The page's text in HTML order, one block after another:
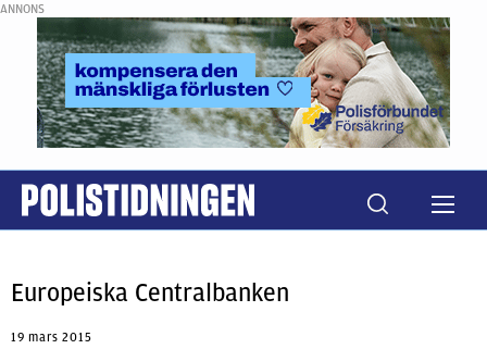
ANNONS
Europeiska Centralbanken
19 mars 2015